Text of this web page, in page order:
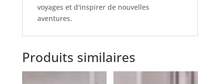
voyages et d'inspirer de nouvelles
aventures.
Produits similaires